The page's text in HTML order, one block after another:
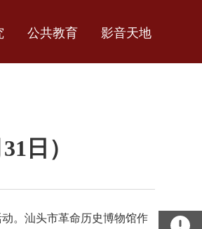
公共教育 影音天地
日）
。汕头市革命历史博物馆作